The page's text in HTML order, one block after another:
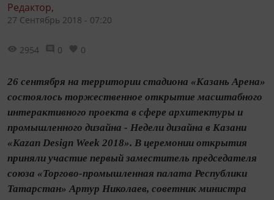
Редактор,
27 Сентябрь 2018 - 07:20
2954 0 0
26 сентября на территории стадиона «Казань Арена»
состоялось торжественное открытие масштабного
интерактивного проекта в сфере архитектуры и
промышленного дизайна - Недели дизайна в Казани
«Kazan Design Week 2018». В церемонии открытия
приняли участие первый заместитель председателя
союза «Торгово-промышленная палата Республики
Татарстан» Артур Николаев, советник министра